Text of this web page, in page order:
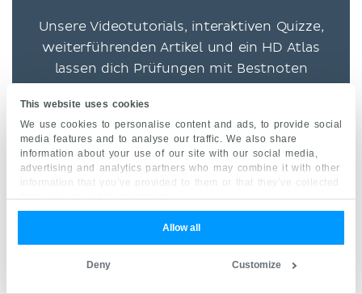
This website uses cookies
We use cookies to personalise content and ads, to provide social
media features and to analyse our traffic. We also share
information about your use of our site with our social media,
advertising and analytics partners who may combine it with other
information that you’ve provided to them or that they’ve collected
from your use of their services.
Allow all
Customize
Deny
Unsere Videotutorials, interaktiven Quizze,
weiterführenden Artikel und ein HD Atlas
lassen dich Prüfungen mit Bestnoten
Womit lernst du am liebsten?
VIDEOS
QUIZZE